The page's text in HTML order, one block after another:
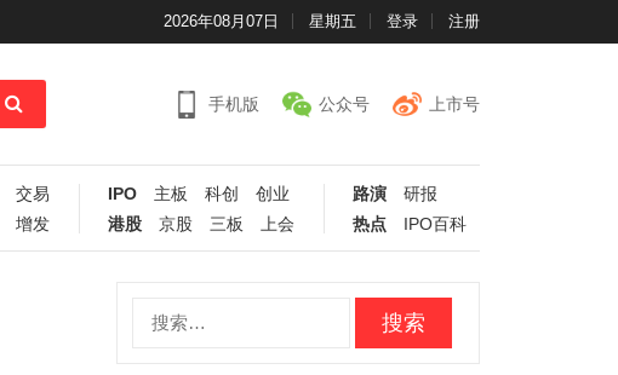
2026年08月07日 星期五 登录 注册
手机版 公众号 上市号
交易
增发
IPO 主板 科创
创业
港股
京股 三板 上会
路演
研报
热点
IPO百科